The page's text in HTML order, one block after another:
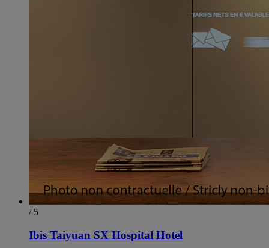
/ 5
Ibis Taiyuan SX Hospital Hotel